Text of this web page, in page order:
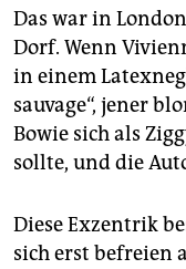
unterstützen
abo
genossenschaft
epaper login
Das war in
Dorf. Wenn
in einem
sauvage“, jener
Bowie sich als
sollte, und die
Diese Exzentrik
sich erst befreien